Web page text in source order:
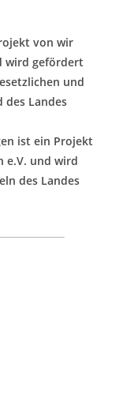
von wir
wird gefördert
und
des Landes
ist ein Projekt
e.V. und wird
des Landes